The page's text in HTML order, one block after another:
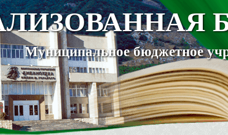
Муниципальное бюджетное